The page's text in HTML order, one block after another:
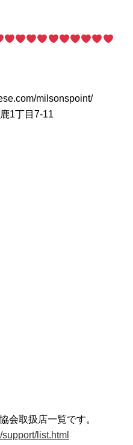
milsonspoint/
1丁目7-11
会取扱店一覧です。
list.html